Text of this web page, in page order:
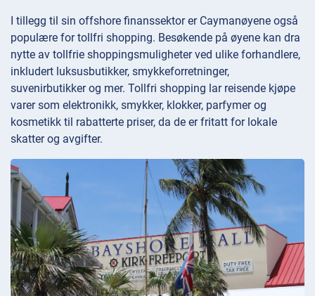
I tillegg til sin offshore finanssektor er Caymanøyene også
populære for tollfri shopping. Besøkende på øyene kan dra
nytte av tollfrie shoppingsmuligheter ved ulike forhandlere,
inkludert luksusbutikker, smykkeforretninger,
suvenirbutikker og mer. Tollfri shopping lar reisende kjøpe
varer som elektronikk, smykker, klokker, parfymer og
kosmetikk til rabatterte priser, da de er fritatt for lokale
skatter og avgifter.